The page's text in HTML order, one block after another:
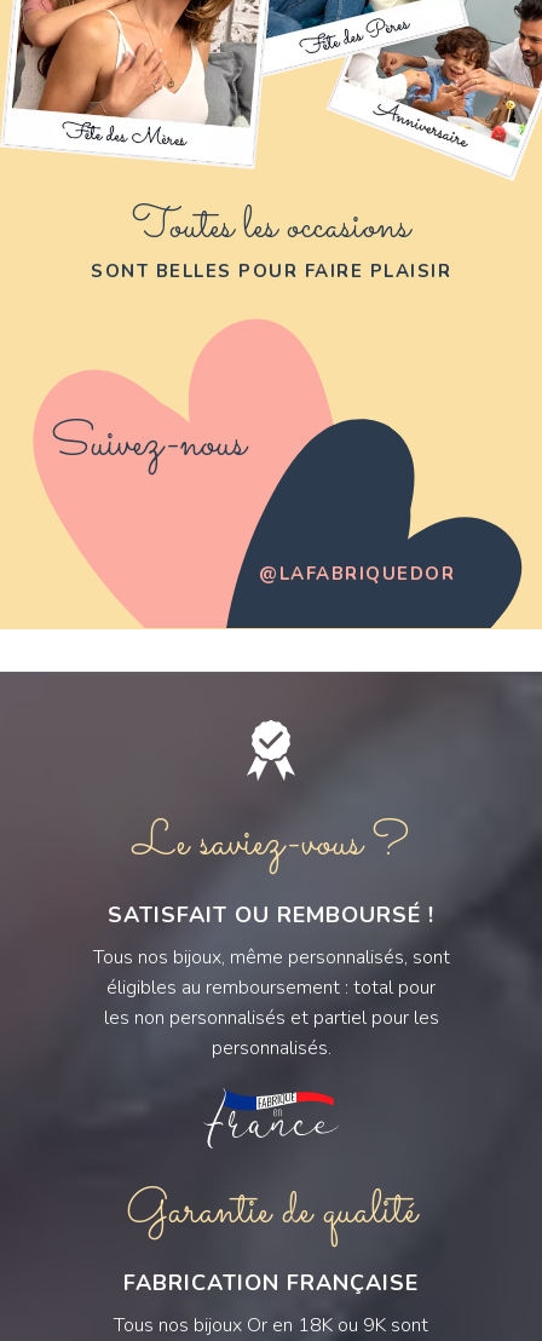
Toutes les occasions
SONT BELLES POUR FAIRE PLAISIR
Suivez-nous
@LAFABRIQUEDOR
Le saviez-vous ?
SATISFAIT OU REMBOURSÉ !
Tous nos bijoux, même personnalisés, sont
éligibles au remboursement : total pour
les non personnalisés et partiel pour les
personnalisés.
Garantie de qualité
FABRICATION FRANÇAISE
Tous nos bijoux Or en 18K ou 9K sont